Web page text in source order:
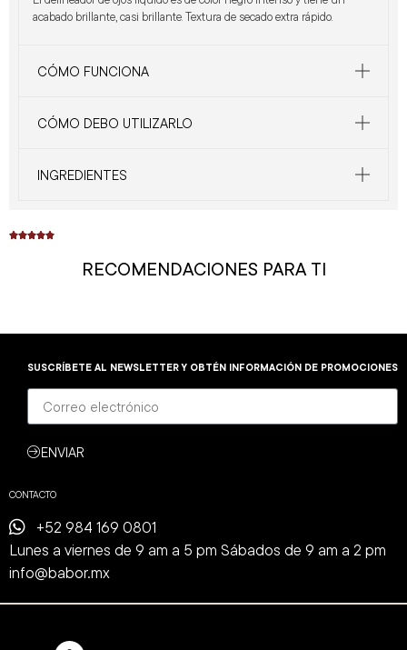
acabado brillante, casi brillante. Textura de secado extra rápido.
CÓMO FUNCIONA
CÓMO DEBO UTILIZARLO
INGREDIENTES

RECOMENDACIONES PARA TI
SUSCRÍBETE AL NEWSLETTER Y OBTÉN INFORMACIÓN DE PROMOCIONES
ENVIAR
CONTACTO
+52 984 169 0801
Lunes a viernes de 9 am a 5 pm Sábados de 9 am a 2 pm
info@babor.mx